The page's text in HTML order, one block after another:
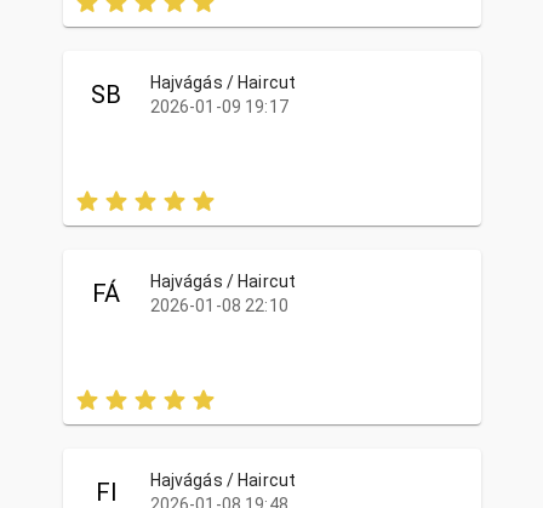
SB
Hajvágás / Haircut
2026-01-09 19:17
FÁ
Hajvágás / Haircut
2026-01-08 22:10
FI
Hajvágás / Haircut
2026-01-08 19:48